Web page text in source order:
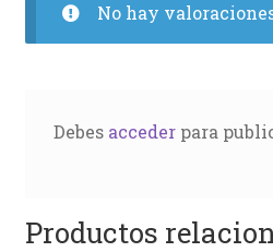
No hay
Debes accederpara
Productos